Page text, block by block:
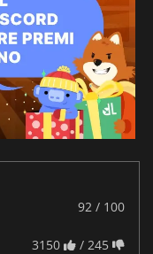
92 / 100
3150 / 245